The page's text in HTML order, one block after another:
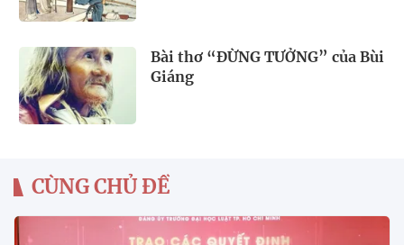
Bài thơ “ĐỪNG TƯỞNG” của Bùi
Giáng
CÙNG CHỦ ĐỀ